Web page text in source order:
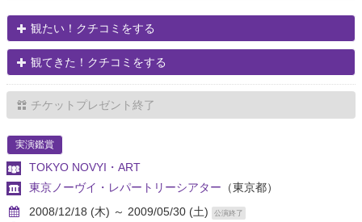
観たい！クチコミをする
観てきた！クチコミをする
チケットプレゼント終了
実演鑑賞
TOKYO NOVYI・ART
東京ノーヴイ・レパートリーシアター （東京都）
2008/12/18 (木) ～ 2009/05/30 (土)
公演終了